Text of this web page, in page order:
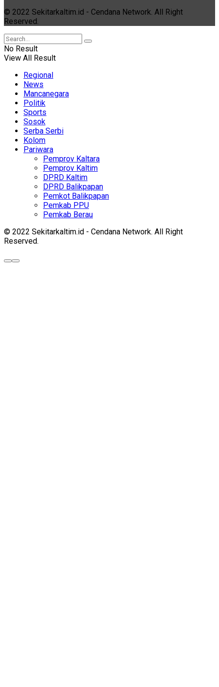
© 2022 Sekitarkaltim.id - Cendana Network. All Right
Reserved.
No Result
View All Result
Regional
News
Mancanegara
Politik
Sports
Sosok
Serba Serbi
Kolom
Pariwara
Pemprov Kaltara
Pemprov Kaltim
DPRD Kaltim
DPRD Balikpapan
Pemkot Balikpapan
Pemkab PPU
Pemkab Berau
© 2022 Sekitarkaltim.id - Cendana Network. All Right
Reserved.